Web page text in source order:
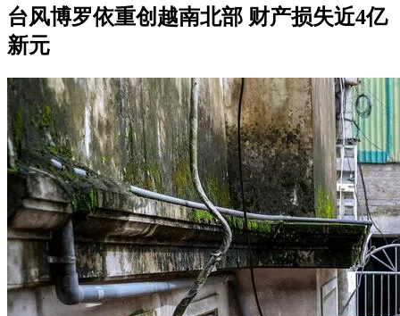
台风博罗依重创越南北部 财产损失近4亿
新元